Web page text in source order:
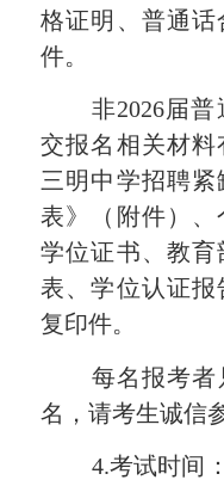
格证明、普通
件。
非2026届普
交报名相关材
三明中学招聘
表》（附件）、
学位证书、教
表、学位认证报
复印件。
每名报考者
名，请考生诚信
4.考试时间：